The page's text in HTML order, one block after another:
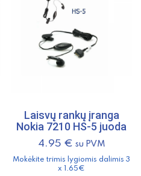
Laisvų rankų įranga
Nokia 7210 HS-5 juoda
4.95 € su PVM
Mokėkite trimis lygiomis dalimis 3
x 1.65€